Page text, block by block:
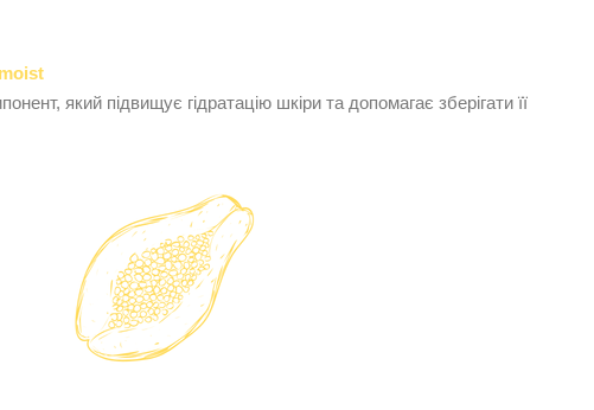
який підвищує гідратацію шкіри та допомагає зберігати її